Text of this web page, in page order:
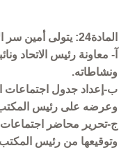
المادة24: يتولى أمين سر الاتحاد:
آ- معاونة رئيس الاتحاد
ونشاطاته.
ب-إعداد جدول اجتماعات
وعرضه على رئيس المكتب
ج-تحرير محاضر اجتماعات
وتوقيعها من رئيس المكتب